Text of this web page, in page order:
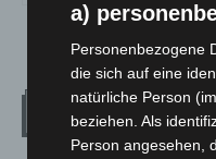
a)
Personenbezogene
die sich auf eine
natürliche Person
beziehen. Als
Person angesehen,